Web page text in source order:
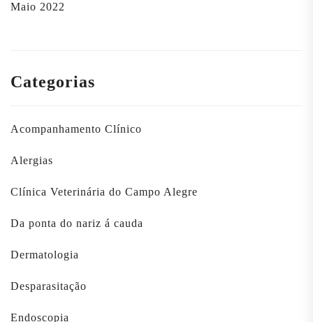
Maio 2022
Categorias
Acompanhamento Clínico
Alergias
Clínica Veterinária do Campo Alegre
Da ponta do nariz á cauda
Dermatologia
Desparasitação
Endoscopia